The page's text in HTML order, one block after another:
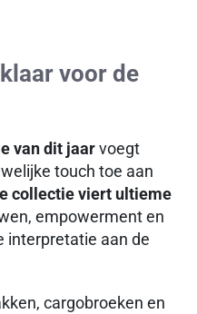
voor de
van dit jaarvoegt
touch toe aan
collectie viert ultieme
empowerment en
interpretatie aan de
cargobroeken en